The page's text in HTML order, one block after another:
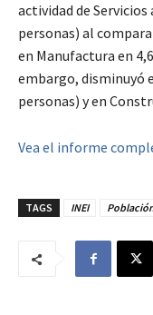
actividad de
personas) al
en Manufactura en
embargo, disminuyó
personas) y en
Vea el informe
TAGS INEI